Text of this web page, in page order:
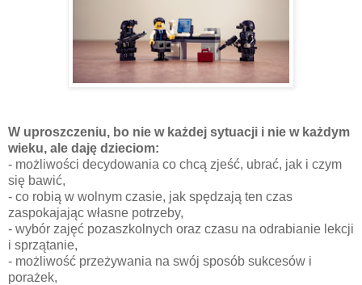
W uproszczeniu, bo nie w każdej sytuacji i nie w każdym
wieku, ale daję dzieciom:
- możliwości decydowania co chcą zjeść, ubrać, jak i czym
się bawić,
- co robią w wolnym czasie, jak spędzają ten czas
zaspokajając własne potrzeby,
- wybór zajęć pozaszkolnych oraz czasu na odrabianie lekcji
i sprzątanie,
- możliwość przeżywania na swój sposób sukcesów i
porażek,